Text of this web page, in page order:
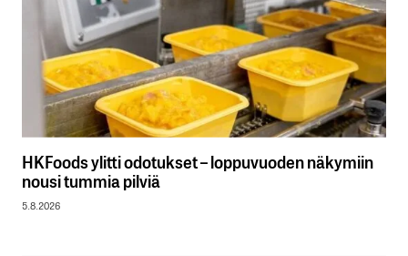
HKFoods ylitti odotukset – loppuvuoden näkymiin
nousi tummia pilviä
5.8.2026